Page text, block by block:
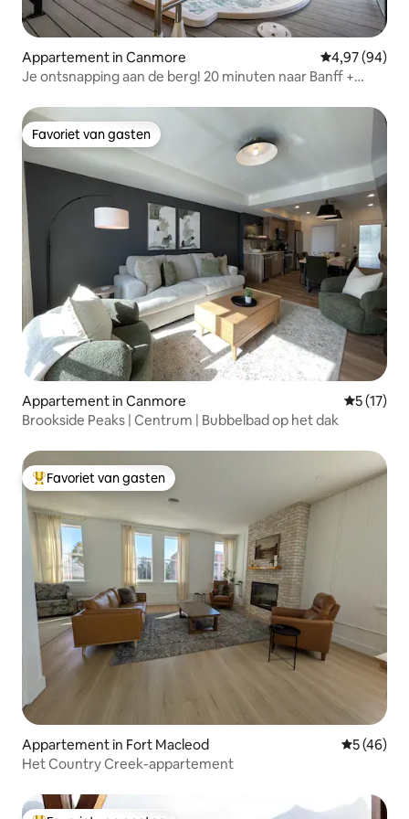
Appartement in Canmore Gemiddelde
4,97 (94)
Je ontsnapping aan de berg! 20 minuten naar Banff +
Favoriet van gasten
Favoriet van gasten
Appartement in Canmore
5 (17)
Brookside Peaks | Centrum | Bubbelbad op het dak
Topfavoriet van gasten
Favoriet van gasten
Appartement in Fort Macleod
5 (46)
Het Country Creek-appartement